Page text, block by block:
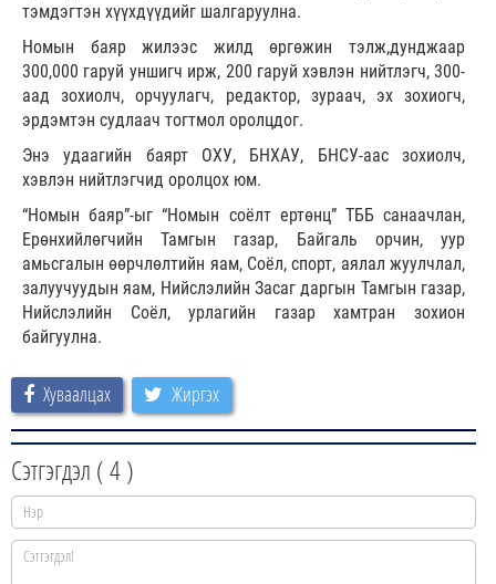
тэмдэгтэн хүүхдүүдийг шалгаруулна.
Номын баяр жилээс жилд өргөжин тэлж,дунджаар
300,000 гаруй уншигч ирж, 200 гаруй хэвлэн нийтлэгч, 300-
аад зохиолч, орчуулагч, редактор, зураач, эх зохиогч,
эрдэмтэн судлаач тогтмол оролцдог.
Энэ удаагийн баярт ОХУ, БНХАУ, БНСУ-аас зохиолч,
хэвлэн нийтлэгчид оролцох юм.
“Номын баяр”-ыг “Номын соёлт ертөнц” ТББ санаачлан,
Ерөнхийлөгчийн Тамгын газар, Байгаль орчин, уур
амьсгалын өөрчлөлтийн яам, Соёл, спорт, аялал жуулчлал,
залуучуудын яам, Нийслэлийн Засаг даргын Тамгын газар,
Нийслэлийн Соёл, урлагийн газар хамтран зохион
байгуулна.
Хуваалцах Жиргэх
Сэтгэгдэл (4)